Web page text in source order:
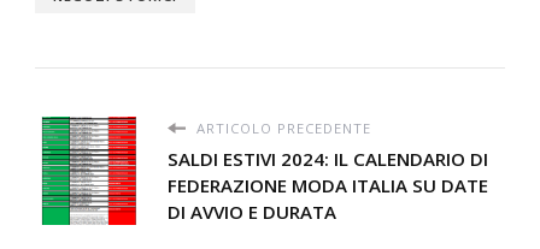
ARTICOLO PRECEDENTE
SALDI ESTIVI 2024: IL CALENDARIO DI
FEDERAZIONE MODA ITALIA SU DATE
DI AVVIO E DURATA